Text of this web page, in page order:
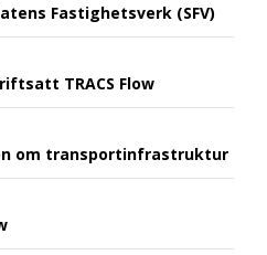
Fastighetsverk (SFV)
TRACS Flow
om transportinfrastruktur